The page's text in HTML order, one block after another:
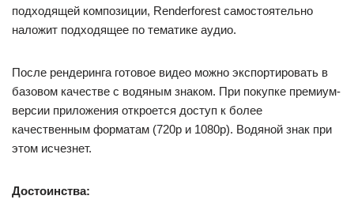
подходящей композиции, Renderforest самостоятельно
наложит подходящее по тематике аудио.
После рендеринга готовое видео можно экспортировать в
базовом качестве с водяным знаком. При покупке премиум-
версии приложения откроется доступ к более
качественным форматам (720p и 1080p). Водяной знак при
этом исчезнет.
Достоинства: